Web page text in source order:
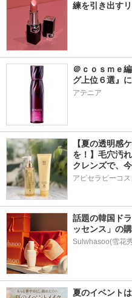
練を引き出す
＠ｃｏｓｍｅ
グ上位６選』
アテニア
【夏の透明感
を！】毛穴汚
クレンズで、
アピセラピーコ
話題の韓国ド
ッセンス」の
Sulwhasoo(雪花
夏のイベント